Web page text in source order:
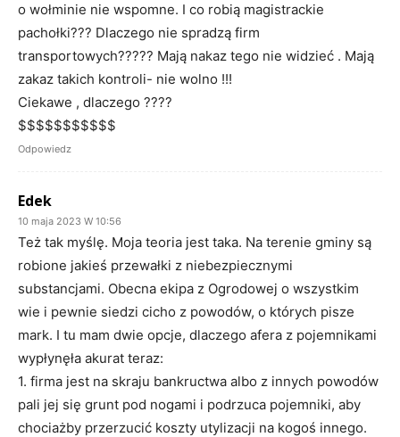
o wołminie nie wspomne. I co robią magistrackie
pachołki??? Dlaczego nie spradzą firm
transportowych????? Mają nakaz tego nie widzieć . Mają
zakaz takich kontroli- nie wolno !!!
Ciekawe , dlaczego ????
$$$$$$$$$$$
Odpowiedz
Edek
10 maja 2023 W 10:56
Też tak myślę. Moja teoria jest taka. Na terenie gminy są
robione jakieś przewałki z niebezpiecznymi
substancjami. Obecna ekipa z Ogrodowej o wszystkim
wie i pewnie siedzi cicho z powodów, o których pisze
mark. I tu mam dwie opcje, dlaczego afera z pojemnikami
wypłynęła akurat teraz:
1. firma jest na skraju bankructwa albo z innych powodów
pali jej się grunt pod nogami i podrzuca pojemniki, aby
chociażby przerzucić koszty utylizacji na kogoś innego.